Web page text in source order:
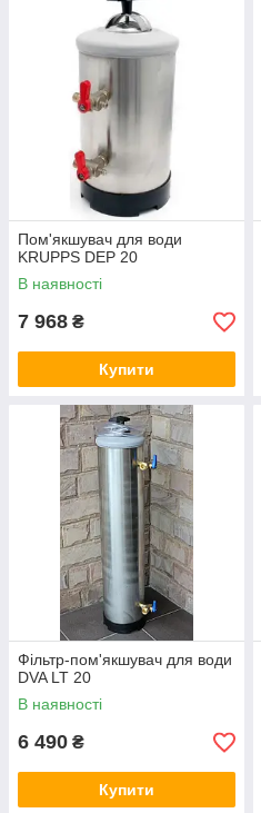
Пом'якшувач для води
KRUPPS DEP 20
В наявності
7 968 ₴
Купити
Фільтр-пом'якшувач для води
DVA LT 20
В наявності
6 490 ₴
Купити